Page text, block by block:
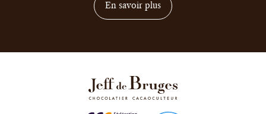
En savoir plussur comment devenir